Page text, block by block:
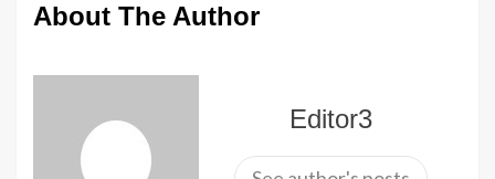
About The Author
Editor3